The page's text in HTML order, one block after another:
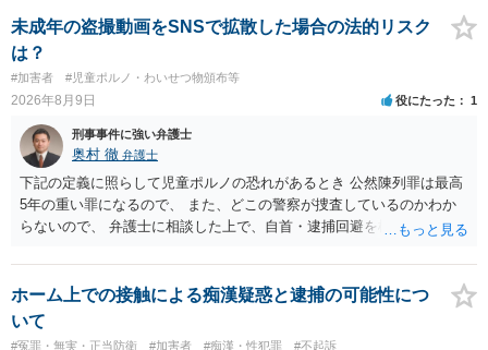
未成年の盗撮動画をSNSで拡散した場合の法的リスク
は？
#加害者 #児童ポルノ・わいせつ物頒布等
2026年8月9日 役にたった 1
刑事事件に強い弁護士
奥村 徹 弁護士
下記の定義に照らして児童ポルノの恐れがあるとき 公然陳列罪は最高
5年の重い罪になるので、 また、どこの警察が捜査しているのかわか
らないので、 弁護士に相談した上で、自首・逮捕回避を検討して下さ
童の性的な部位（性器等若しくはその周辺部、臀でん部又は胸部をい
う。）が露出され又は強調されているものであり、かつ、性欲を興奮
させ又は刺激するもの
ホーム上での接触による痴漢疑惑と逮捕の可能性につ
いて
#冤罪・無実・正当防衛 #加害者 #痴漢・性犯罪 #不起訴